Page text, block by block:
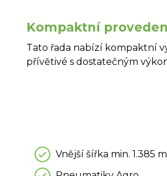
Kompaktní
Tato řada nabízí kompaktní
přívětivé s dostatečným
Vnější šířka min. 1.385